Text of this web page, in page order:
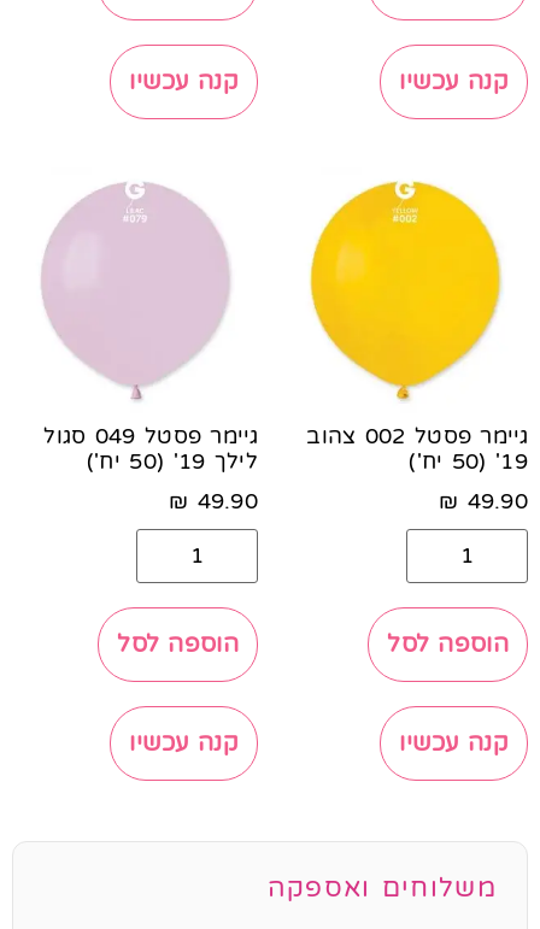
קנה עכשיו קנה עכשיו
גיימר פסטל 002 צהוב
19' (50 יח')
49.90
₪
הוספה לסל
קנה עכשיו
גיימר פסטל 049 סגול
לילך 19' (50 יח')
49.90
₪
הוספה לסל
קנה עכשיו
משלוחים ואספקה